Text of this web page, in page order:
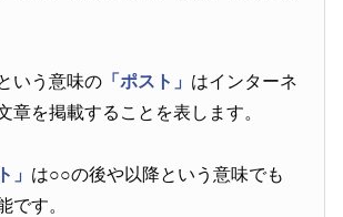
いう意味の 「ポスト」 はインターネ
章を掲載することを表します。
」 は○○の後や以降という意味でも
です。